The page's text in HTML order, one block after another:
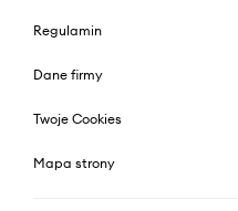
Regulamin
Dane firmy
Twoje Cookies
Mapa strony